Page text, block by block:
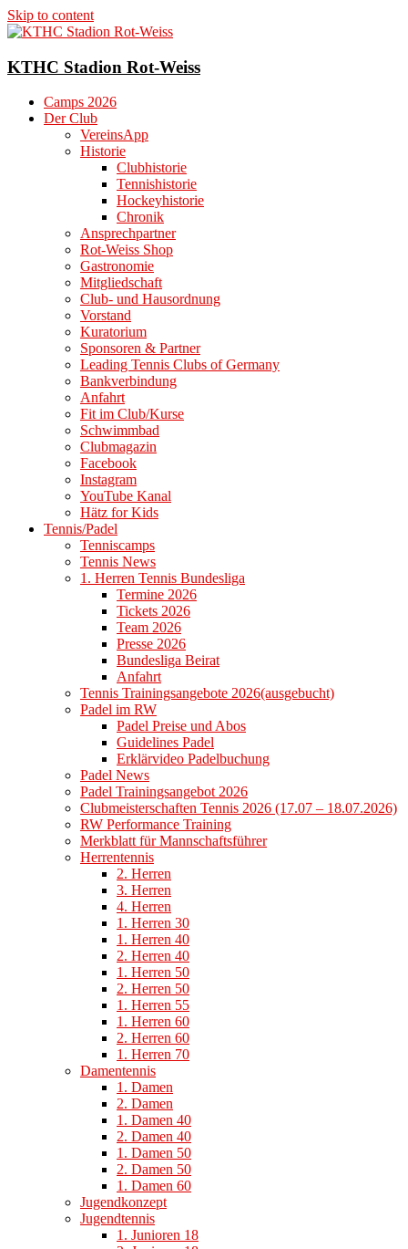
Skip to content
KTHC Stadion Rot-Weiss
Camps 2026
Der Club
VereinsApp
Historie
Clubhistorie
Tennishistorie
Hockeyhistorie
Chronik
Ansprechpartner
Rot-Weiss Shop
Gastronomie
Mitgliedschaft
Club- und Hausordnung
Vorstand
Kuratorium
Sponsoren & Partner
Leading Tennis Clubs of Germany
Bankverbindung
Anfahrt
Fit im Club/Kurse
Schwimmbad
Clubmagazin
Facebook
Instagram
YouTube Kanal
Hätz for Kids
Tennis/Padel
Tenniscamps
Tennis News
1. Herren Tennis Bundesliga
Termine 2026
Tickets 2026
Team 2026
Presse 2026
Bundesliga Beirat
Anfahrt
Tennis Trainingsangebote 2026(ausgebucht)
Padel im RW
Padel Preise und Abos
Guidelines Padel
Erklärvideo Padelbuchung
Padel News
Padel Trainingsangebot 2026
Clubmeisterschaften Tennis 2026 (17.07 – 18.07.2026)
RW Performance Training
Merkblatt für Mannschaftsführer
Herrentennis
2. Herren
3. Herren
4. Herren
1. Herren 30
1. Herren 40
2. Herren 40
1. Herren 50
2. Herren 50
1. Herren 55
1. Herren 60
2. Herren 60
1. Herren 70
Damentennis
1. Damen
2. Damen
1. Damen 40
2. Damen 40
1. Damen 50
2. Damen 50
1. Damen 60
Jugendkonzept
Jugendtennis
1. Junioren 18